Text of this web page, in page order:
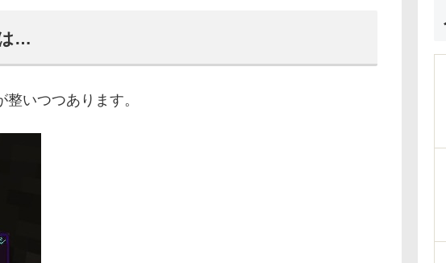
…
いつつあります。